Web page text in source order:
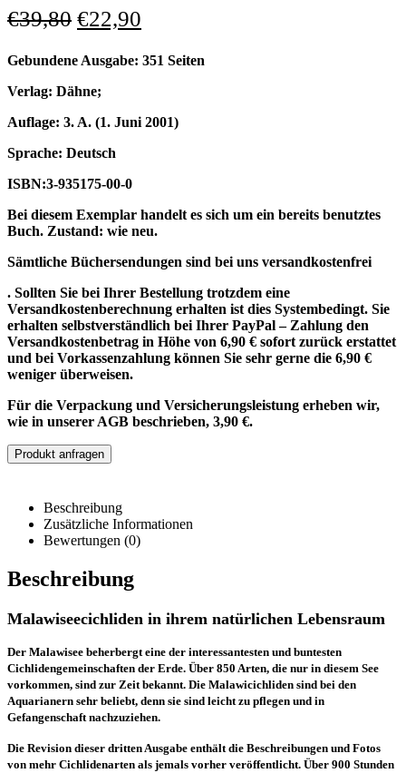
€39,80 €22,90
Gebundene Ausgabe: 351 Seiten
Verlag: Dähne;
Auflage: 3. A. (1. Juni 2001)
Sprache: Deutsch
ISBN:3-935175-00-0
Bei diesem Exemplar handelt es sich um ein bereits benutztes
Buch. Zustand: wie neu.
Sämtliche Büchersendungen sind bei uns versandkostenfrei
. Sollten Sie bei Ihrer Bestellung trotzdem eine
Versandkostenberechnung erhalten ist dies Systembedingt. Sie
erhalten selbstverständlich bei Ihrer PayPal – Zahlung den
Versandkostenbetrag in Höhe von 6,90 € sofort zurück erstattet
und bei Vorkassenzahlung können Sie sehr gerne die 6,90 €
weniger überweisen.
Für die Verpackung und Versicherungsleistung erheben wir,
wie in unserer AGB beschrieben, 3,90 €.
Produkt anfragen
Beschreibung
Zusätzliche Informationen
Bewertungen (0)
Beschreibung
Malawiseecichliden in ihrem natürlichen Lebensraum
Der Malawisee beherbergt eine der interessantesten und buntesten
Cichlidengemeinschaften der Erde. Über 850 Arten, die nur in diesem See
vorkommen, sind zur Zeit bekannt. Die Malawicichliden sind bei den
Aquarianern sehr beliebt, denn sie sind leicht zu pflegen und in
Gefangenschaft nachzuziehen.
Die Revision dieser dritten Ausgabe enthält die Beschreibungen und Fotos
von mehr Cichlidenarten als jemals vorher veröffentlicht. Über 900 Stunden